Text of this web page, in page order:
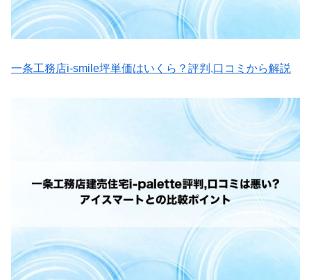
一条工務店i-smile坪単価はいくら？評判,口コミから解説